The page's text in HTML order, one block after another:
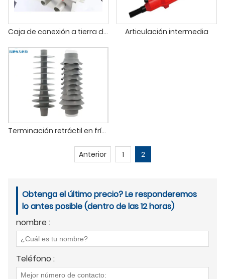
Caja de conexión a tierra directa Articulación intermedia
Terminación retráctil en frío de 35 kV
Anterior 1 2
Obtenga el último precio? Le responderemos
lo antes posible (dentro de las 12 horas)
nombre :
Teléfono :